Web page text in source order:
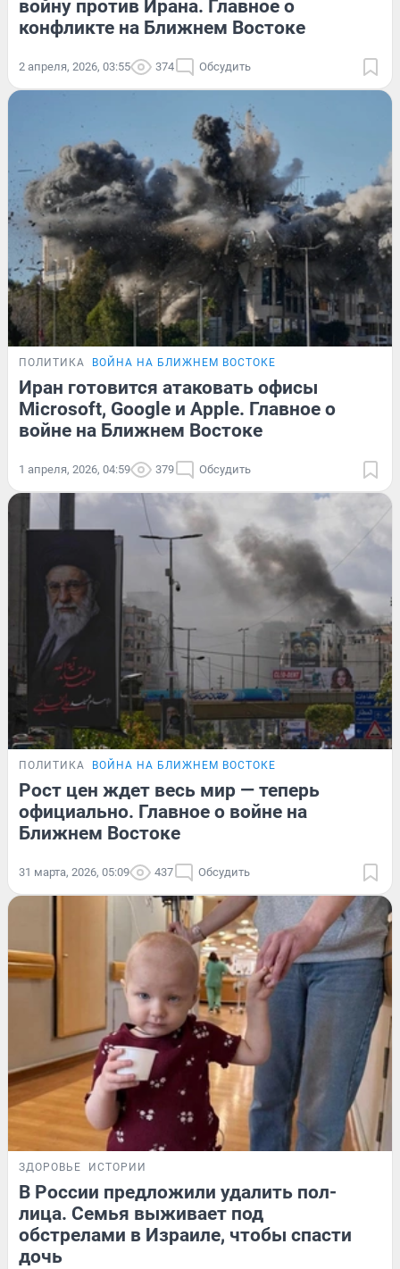
войну против Ирана. Главное о
конфликте на Ближнем Востоке
2 апреля, 2026, 03:55 374 Обсудить
ПОЛИТИКА ВОЙНА НА БЛИЖНЕМ ВОСТОКЕ
Иран готовится атаковать офисы
Microsoft, Google и Apple. Главное о
войне на Ближнем Востоке
1 апреля, 2026, 04:59 379 Обсудить
ПОЛИТИКА ВОЙНА НА БЛИЖНЕМ ВОСТОКЕ
Рост цен ждет весь мир — теперь
официально. Главное о войне на
Ближнем Востоке
31 марта, 2026, 05:09 437 Обсудить
ЗДОРОВЬЕ ИСТОРИИ
В России предложили удалить пол-
лица. Семья выживает под
обстрелами в Израиле, чтобы спасти
дочь